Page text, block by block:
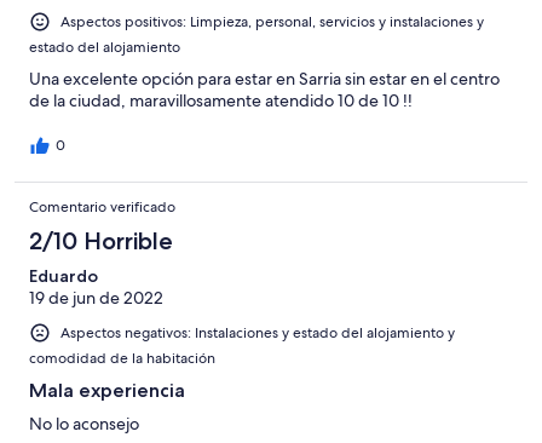
Aspectos positivos: Limpieza, personal, servicios y instalaciones y
estado del alojamiento
Una excelente opción para estar en Sarria sin estar en el centro
de la ciudad, maravillosamente atendido 10 de 10 !!
0
Comentario verificado
2/10 Horrible
Eduardo
19 de jun de 2022
Aspectos negativos: Instalaciones y estado del alojamiento y
comodidad de la habitación
Mala experiencia
No lo aconsejo